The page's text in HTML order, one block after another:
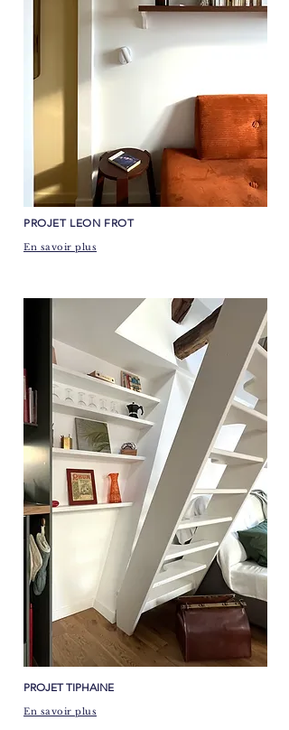
​PROJET LEON FROT
En savoir plus
PROJET TIPHAINE
En savoir plus